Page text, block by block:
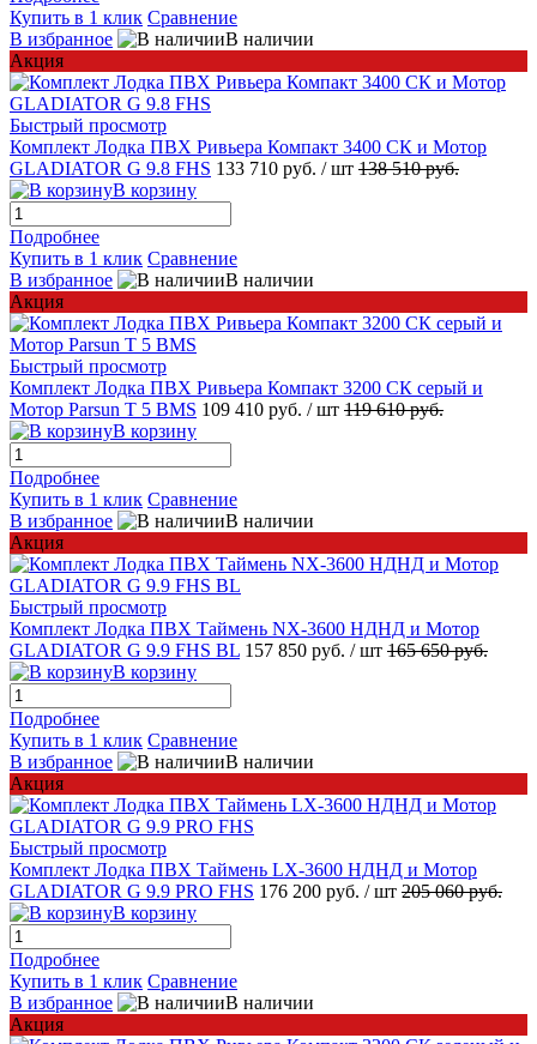
Купить в 1 клик Сравнение
В избранное
В наличии
Акция
Быстрый просмотр
Комплект Лодка ПВХ Ривьера Компакт 3400 СК и Мотор
GLADIATOR G 9.8 FHS 133 710 руб. / шт 138 510 руб.
В корзину
Подробнее
Купить в 1 клик Сравнение
В избранное
В наличии
Акция
Быстрый просмотр
Комплект Лодка ПВХ Ривьера Компакт 3200 СК серый и
Мотор Parsun T 5 BMS 109 410 руб. / шт 119 610 руб.
В корзину
Подробнее
Купить в 1 клик Сравнение
В избранное
В наличии
Акция
Быстрый просмотр
Комплект Лодка ПВХ Таймень NX-3600 НДНД и Мотор
GLADIATOR G 9.9 FHS BL 157 850 руб. / шт 165 650 руб.
В корзину
Подробнее
Купить в 1 клик Сравнение
В избранное
В наличии
Акция
Быстрый просмотр
Комплект Лодка ПВХ Таймень LX-3600 НДНД и Мотор
GLADIATOR G 9.9 PRO FHS 176 200 руб. / шт 205 060 руб.
В корзину
Подробнее
Купить в 1 клик Сравнение
В избранное
В наличии
Акция